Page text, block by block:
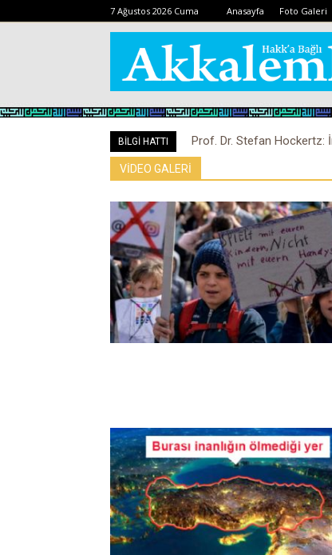
7 Ağustos 2026 Cuma Anasayfa Foto Galeri
BİLGİ HATTI
Prof. Dr. Stefan Hockertz:
kalabilir
Kovid-19 aşısı,
VİDEO GALERİ